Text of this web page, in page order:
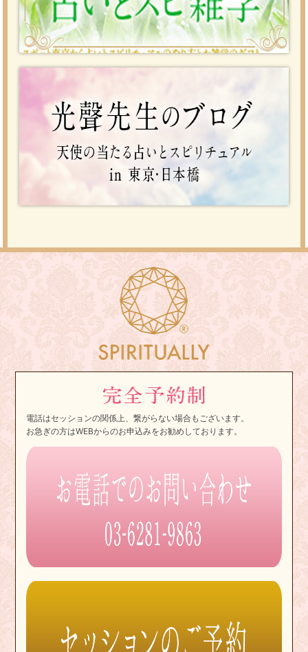
電話はセッションの関係上、繋がらない場合もございます。
お急ぎの方はWEBからのお申込みをお勧めしております。